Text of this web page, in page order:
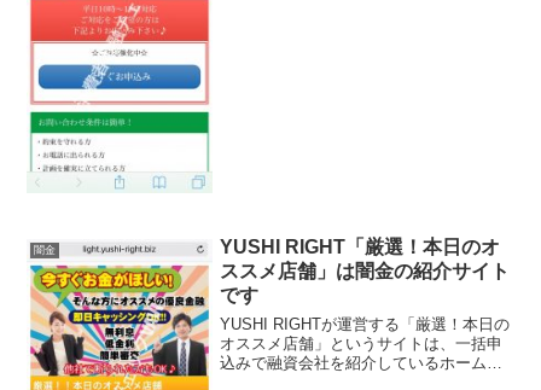
闇金
YUSHI RIGHT「厳選！本日のオ
ススメ店舗」は闇金の紹介サイト
です
YUSHI RIGHTが運営する「厳選！本日の
オススメ店舗」というサイトは、一括申
込みで融資会社を紹介しているホームペ